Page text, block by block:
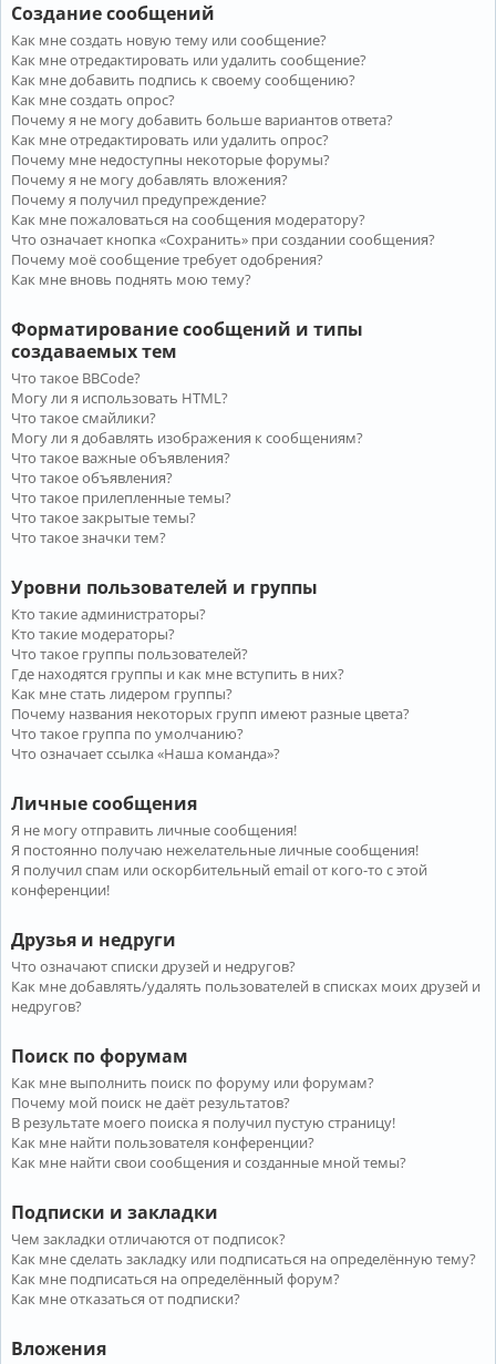
Создание сообщений
Как мне создать новую тему или сообщение?
Как мне отредактировать или удалить сообщение?
Как мне добавить подпись к своему сообщению?
Как мне создать опрос?
Почему я не могу добавить больше вариантов ответа?
Как мне отредактировать или удалить опрос?
Почему мне недоступны некоторые форумы?
Почему я не могу добавлять вложения?
Почему я получил предупреждение?
Как мне пожаловаться на сообщения модератору?
Что означает кнопка «Сохранить» при создании сообщения?
Почему моё сообщение требует одобрения?
Как мне вновь поднять мою тему?
Форматирование сообщений и типы
создаваемых тем
Что такое BBCode?
Могу ли я использовать HTML?
Что такое смайлики?
Могу ли я добавлять изображения к сообщениям?
Что такое важные объявления?
Что такое объявления?
Что такое прилепленные темы?
Что такое закрытые темы?
Что такое значки тем?
Уровни пользователей и группы
Кто такие администраторы?
Кто такие модераторы?
Что такое группы пользователей?
Где находятся группы и как мне вступить в них?
Как мне стать лидером группы?
Почему названия некоторых групп имеют разные цвета?
Что такое группа по умолчанию?
Что означает ссылка «Наша команда»?
Личные сообщения
Я не могу отправить личные сообщения!
Я постоянно получаю нежелательные личные сообщения!
Я получил спам или оскорбительный email от кого-то с этой
конференции!
Друзья и недруги
Что означают списки друзей и недругов?
Как мне добавлять/удалять пользователей в списках моих друзей и
недругов?
Поиск по форумам
Как мне выполнить поиск по форуму или форумам?
Почему мой поиск не даёт результатов?
В результате моего поиска я получил пустую страницу!
Как мне найти пользователя конференции?
Как мне найти свои сообщения и созданные мной темы?
Подписки и закладки
Чем закладки отличаются от подписок?
Как мне сделать закладку или подписаться на определённую тему?
Как мне подписаться на определённый форум?
Как мне отказаться от подписки?
Вложения